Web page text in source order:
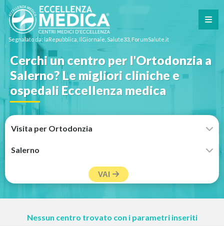
Segnalato da: laRepubblica, IlGiornale, Salute33, ForumSalute.it
Cerchi un centro per l'Ortodonzia a
Salerno? Le migliori cliniche e
ospedali Eccellenza medica
VAI
Nessun centro trovato con i parametri inseriti